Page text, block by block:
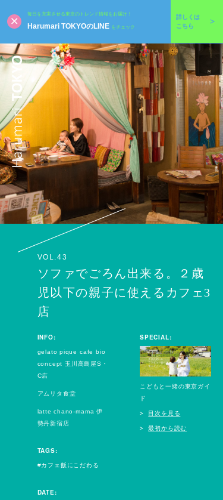
毎日を充実させる東京のトレンド情報をお届け！
Harumari TOKYOのLINE をチェック
詳しくは
こちら
VOL.43
ソファでごろん出来る。２歳
児以下の親子に使えるカフェ3
店
INFO:
gelato pique cafe bio
concept 玉川高島屋S・
C店
アムリタ食堂
latte chano-mama 伊
勢丹新宿店
TAGS:
カフェ飯にこだわる
DATE:
SPECIAL:
こどもと一緒の東京ガイ
ド
目次を見る
最初から読む